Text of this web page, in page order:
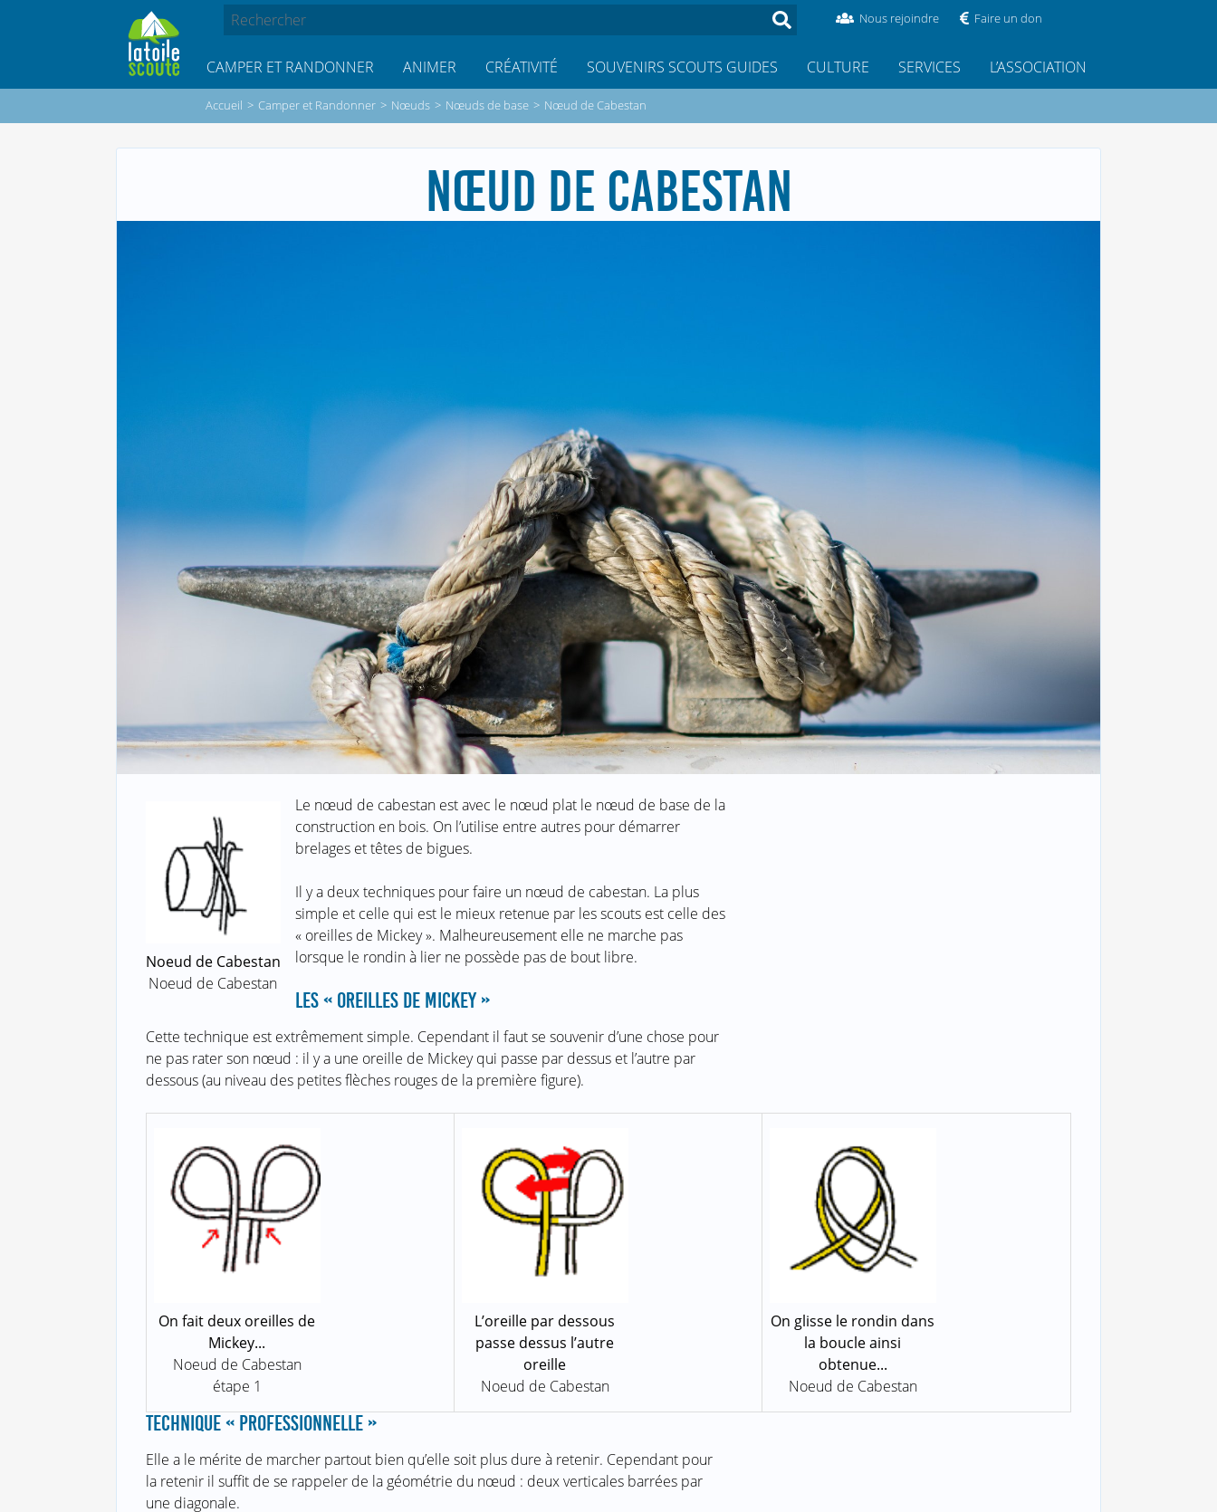
Nous rejoindre Faire un don
CAMPER ET RANDONNER ANIMER CRÉATIVITÉ SOUVENIRS SCOUTS GUIDES CULTURE SERVICES L’ASSOCIATION
Accueil > Camper et Randonner > Nœuds > Nœuds de base > Nœud de Cabestan
NŒUD DE CABESTAN
Noeud de Cabestan
Noeud de Cabestan
Le nœud de cabestan est avec le nœud plat le nœud de base de la
construction en bois. On l’utilise entre autres pour démarrer
brelages et têtes de bigues.
Il y a deux techniques pour faire un nœud de cabestan. La plus
simple et celle qui est le mieux retenue par les scouts est celle des
« oreilles de Mickey ». Malheureusement elle ne marche pas
lorsque le rondin à lier ne possède pas de bout libre.
LES « OREILLES DE MICKEY »
Cette technique est extrêmement simple. Cependant il faut se souvenir d’une chose pour
ne pas rater son nœud : il y a une oreille de Mickey qui passe par dessus et l’autre par
dessous (au niveau des petites flèches rouges de la première figure).
On fait deux oreilles de
Mickey...
Noeud de Cabestan
étape 1
L’oreille par dessous
passe dessus l’autre
oreille
Noeud de Cabestan
On glisse le rondin dans
la boucle ainsi
obtenue...
Noeud de Cabestan
TECHNIQUE « PROFESSIONNELLE »
Elle a le mérite de marcher partout bien qu’elle soit plus dure à retenir. Cependant pour
la retenir il suffit de se rappeler de la géométrie du nœud : deux verticales barrées par
une diagonale.